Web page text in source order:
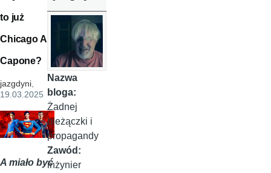
to już
Chicago Al
Capone?
jazgdyni,
19.03.2025
A miało być
Nazwa
bloga:
Żadnej
bieżączki i
propagandy
Zawód:
inżynier